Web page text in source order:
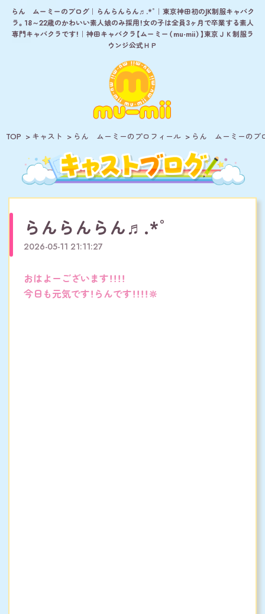
らん ムーミーのブログ｜らんらんらん♬.*ﾟ｜東京神田初のJK制服キャバク
ラ。18～22歳のかわいい素人娘のみ採用！女の子は全員3ヶ月で卒業する素人
専門キャバクラです！｜神田キャバクラ【ムーミー（mu-mii）】東京ＪＫ制服ラ
ウンジ公式ＨＰ
TOP キャスト らん ムーミーのプロフィール らん ムーミーのブ
らんらんらん♬.*ﾟ
2026-05-11 21:11:27
おはよーございます！！！！
今日も元気です！らんです！！！！‪🔆‬